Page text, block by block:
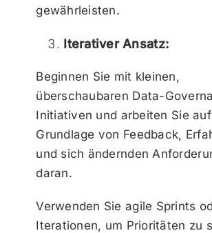
gewährleisten.
Iterativer Ansatz:
Beginnen Sie mit kleinen,
überschaubaren Data-
Initiativen und arbeiten Sie
Grundlage von Feedback,
und sich ändernden
daran.
Verwenden Sie agile Sprints
Iterationen, um Prioritäten zu